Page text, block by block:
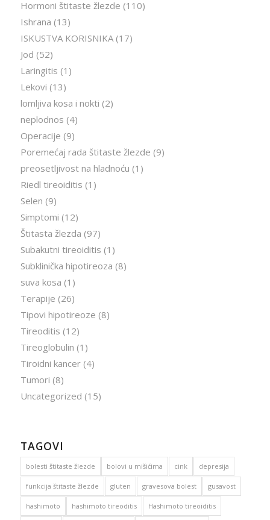
Hormoni štitaste žlezde (110)
Ishrana (13)
ISKUSTVA KORISNIKA(17)
Jod (52)
Laringitis (1)
Lekovi (13)
lomljiva kosa i nokti (2)
neplodnos (4)
Operacije (9)
Poremećaj rada štitaste žlezde (9)
preosetljivost na hladnoću (1)
Riedl tireoiditis (1)
Selen (9)
Simptomi (12)
Štitasta žlezda (97)
Subakutni tireoiditis (1)
Subklinička hipotireoza (8)
suva kosa (1)
Terapije (26)
Tipovi hipotireoze (8)
Tireoditis (12)
Tireoglobulin (1)
Tiroidni kancer(4)
Tumori (8)
Uncategorized (15)
TAGOVI
bolesti štitaste žlezde bolovi u mišićima cink depresija
funkcija štitaste žlezde gluten gravesova bolest gusavost
hashimoto hashimoto tireoditis Hashimoto tireoiditis